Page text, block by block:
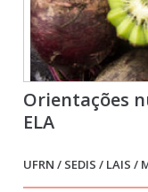
Orientações
ELA
UFRN / SEDIS / LAIS /